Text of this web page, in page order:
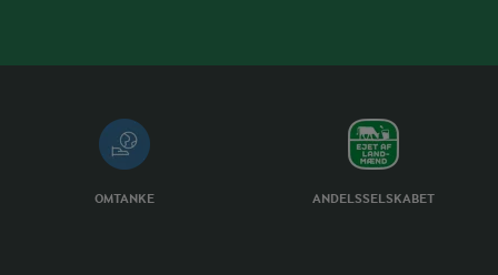
OMTANKE ANDELSSELSKABET